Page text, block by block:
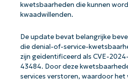
kwetsbaarheden die kunnen
kwaadwillenden.
De update bevat belangrijke
die denial-of-service-
zijn geïdentificeerd als CVE-
43484. Door deze
services verstoren, waardoor het